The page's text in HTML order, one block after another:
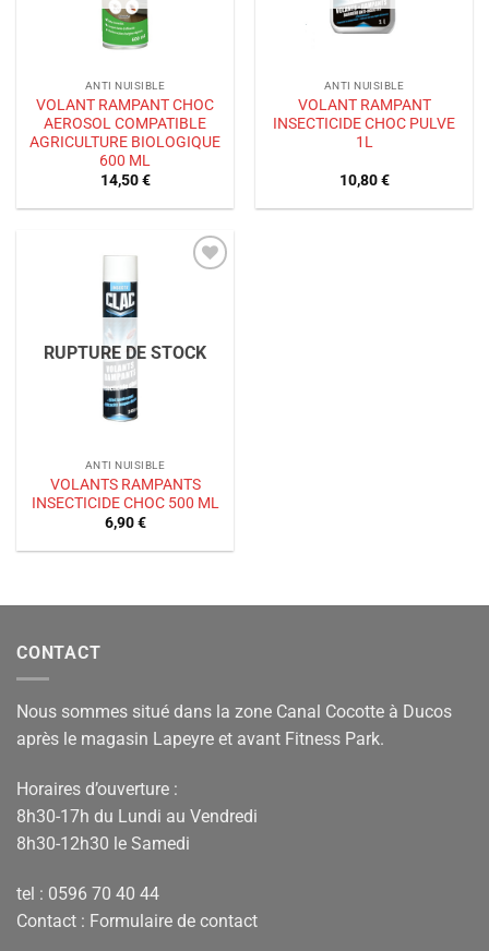
ANTI NUISIBLE
VOLANT RAMPANT CHOC
AEROSOL COMPATIBLE
AGRICULTURE BIOLOGIQUE
600 ML
14,50€
ANTI NUISIBLE
VOLANT RAMPANT
INSECTICIDE CHOC PULVE
1L
10,80€
RUPTURE DE STOCK
ANTI NUISIBLE
VOLANTS RAMPANTS
INSECTICIDE CHOC 500 ML
6,90€
CONTACT
Nous sommes situé dans la zone Canal Cocotte à Ducos
après le magasin Lapeyre et avant Fitness Park.
Horaires d’ouverture :
8h30-17h du Lundi au Vendredi
8h30-12h30 le Samedi
tel : 0596 70 40 44
Contact : Formulaire de contact